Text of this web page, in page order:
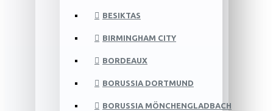
BESIKTAS
BIRMINGHAM CITY
BORDEAUX
BORUSSIA DORTMUND
BORUSSIA MÖNCHENGLADBACH